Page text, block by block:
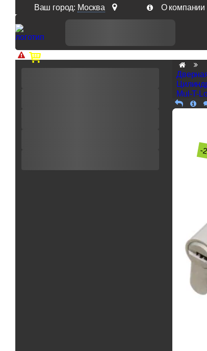
Ваш город: Москва О компании
Доп. скидка от цен на сайте 7% при заказе от
Mul-T-
-